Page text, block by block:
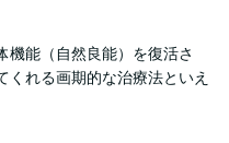
機能（自然良能）を復活さ
くれる画期的な治療法といえ